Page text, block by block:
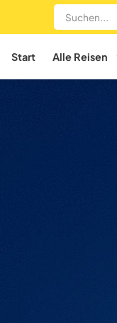
Start Alle Reisen